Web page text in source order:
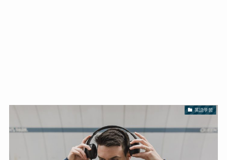
英語学習